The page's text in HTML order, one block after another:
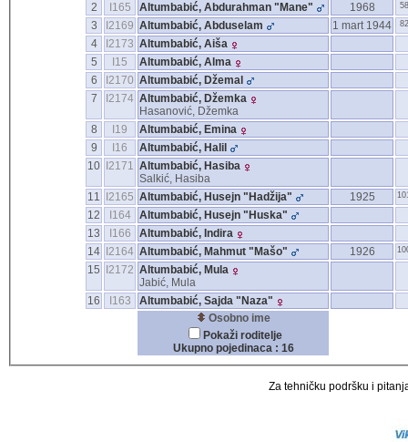
2
I165 Altumbabić, Abdurahman "Mane" 1968 58
3 I2169 Altumbabić, Abduselam 1 mart 1944 82
4 I2173 Altumbabić, Aiša
5
I15
Altumbabić, Alma
6
I2170 Altumbabić, Džemal
7
I2174 Altumbabić, Džemka
Hasanović, Džemka
8
I19
Altumbabić, Emina
9
I16
Altumbabić, Halil
10
I2171 Altumbabić, Hasiba
Salkić, Hasiba
11
I2165 Altumbabić, Husejn "Hadžija" 1925
12 I164
Altumbabić, Husejn "Huska"
13
I166
Altumbabić, Indira
14
I2164 Altumbabić, Mahmut "Mašo" 1926
15 I2172 Altumbabić, Mula
Jabić, Mula
16
I163
Altumbabić, Sajda "Naza"
Osobno ime
Pokaži roditelje
Ukupno pojedinaca : 16
Za tehničku podršku i